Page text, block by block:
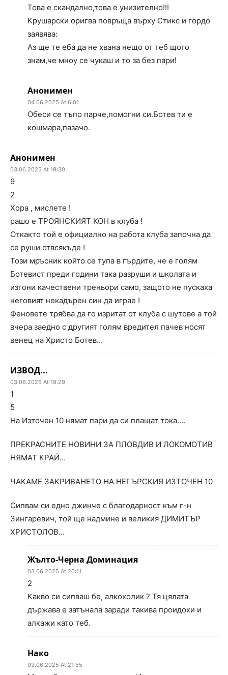
Това е скандално,това е унизително!!!
Крушарски оригва повръща върху Стикс и гордо
заявява:
Аз ще те еба да не хвана нещо от теб щото
знам,че мноу се чукаш и то за без пари!
Анонимен
04.06.2025 At 6:01
Обеси се тъпо парче,помогни си.Ботев ти е
кошмара,пазачо.
Анонимен
03.06.2025 At 19:30
9
2
Хора , мислете !
рашо е ТРОЯНСКИЯТ КОН в клуба !
Откакто той е официално на работа клуба започна да
се руши отвсякъде !
Този мръсник който се тупа в гърдите, че е голям
Ботевист преди години така разруши и школата и
изгони качествени треньори само, защото не пускаха
неговият некадърен син да играе !
Феновете трябва да го изритат от клуба с шутове а той
вчера заедно с другият голям вредител пачев носят
венец на Христо Ботев…
ИЗВОД...
03.06.2025 At 19:29
1
5
На Източен 10 нямат пари да си плащат тока….
ПРЕКРАСНИТЕ НОВИНИ ЗА ПЛОВДИВ И ЛОКОМОТИВ
НЯМАТ КРАЙ…
ЧАКАМЕ ЗАКРИВАНЕТО НА НЕГЪРСКИЯ ИЗТОЧЕН 10
Сипвам си едно джинче с благодарност към г-н
Зингаревич, той ще надмине и великия ДИМИТЪР
ХРИСТОЛОВ…
Жълто-Черна Доминация
03.06.2025 At 20:11
2
Какво си сипваш бе, алкохолик ? Тя цялата
държава е затънала заради такива проидохи и
алкажи като теб.
Нако
03.06.2025 At 21:55